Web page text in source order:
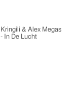
Kringili & Alex Megas
- In De Lucht